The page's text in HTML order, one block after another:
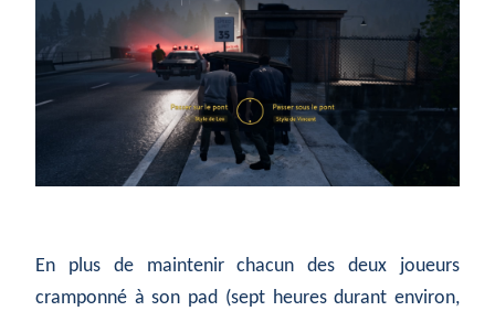
En plus de maintenir chacun des deux joueurs
cramponné à son pad (sept heures durant environ,